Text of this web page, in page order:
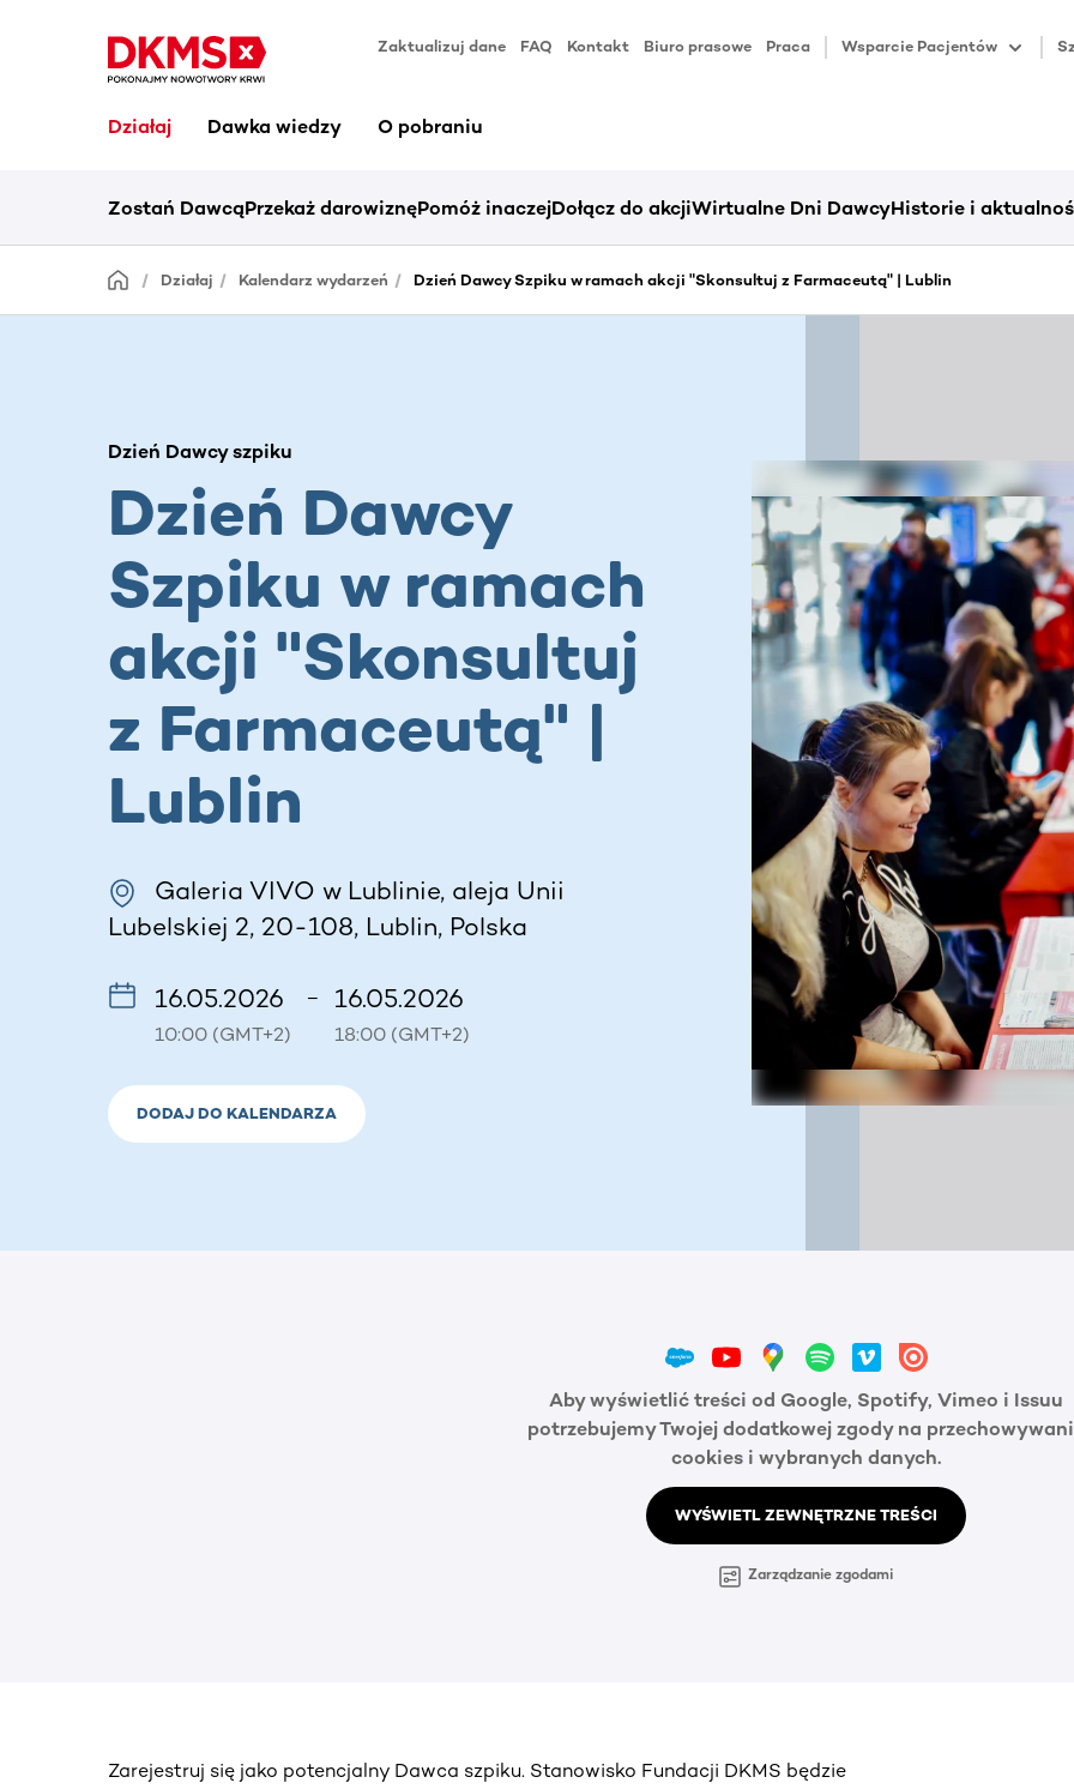
Zaktualizuj dane FAQ Kontakt Biuro prasowe Praca Wsparcie Pacjentów
Działaj Dawka wiedzy O pobraniu
Zostań DawcąPrzekaż darowiznęPomóż inaczejDołącz do akcjiWirtualne Dni DawcyHistorie i
Działaj Kalendarz wydarzeń Dzień Dawcy Szpiku w ramach akcji "Skonsultuj z Farmaceutą" | Lublin
Dzień Dawcy szpiku
Dzień Dawcy
Szpiku w ramach
akcji "Skonsultuj
z Farmaceutą" |
Lublin
Galeria VIVO w Lublinie, aleja Unii
Lubelskiej 2, 20-108, Lublin, Polska
16.05.2026
10:00 (GMT+2)
– 16.05.2026
18:00 (GMT+2)
DODAJ DO KALENDARZA
Aby wyświetlić treści od Google, Spotify, Vimeo i Issuu
potrzebujemy Twojej dodatkowej zgody na
cookies i wybranych danych.
WYŚWIETL ZEWNĘTRZNE TREŚCI
Zarządzanie zgodami
Zarejestruj się jako potencjalny Dawca szpiku. Stanowisko Fundacji DKMS będzie